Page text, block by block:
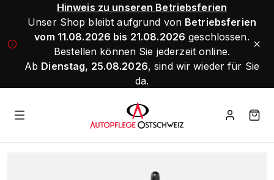
Hinweis zu unseren Betriebsferien
Unser Shop bleibt aufgrund von Betriebsferien
vom 11.08.2026 bis 21.08.2026 geschlossen.
Bestellen können Sie jederzeit online.
Ab Dienstag, 25.08.2026, sind wir wieder für Sie
da.